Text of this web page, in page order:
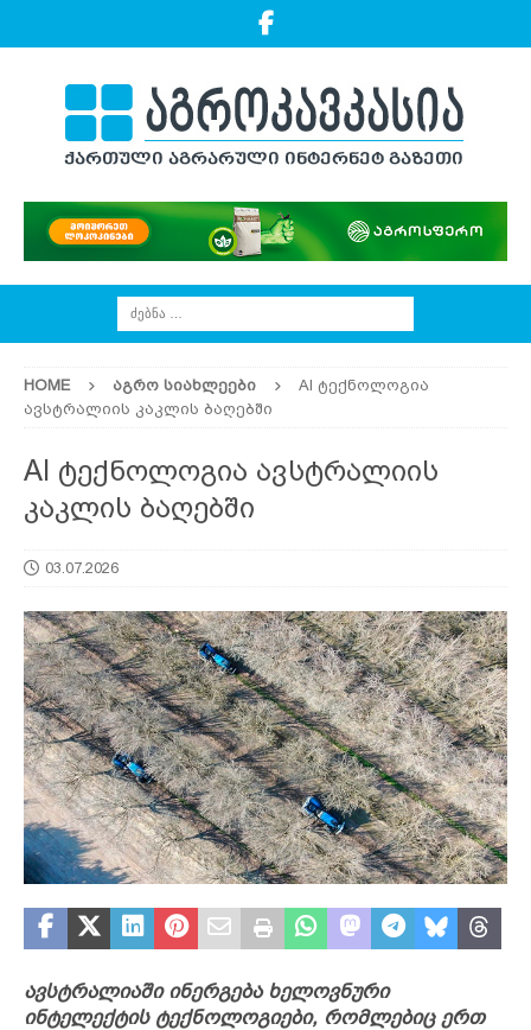
HOME ᲐᲒᲠᲝ ᲡᲘᲐᲮᲚᲔᲔᲑᲘ
AI ტექნოლოგია
ავსტრალიის კაკლის ბაღებში
AI ტექნოლოგია ავსტრალიის
კაკლის ბაღებში
03.07.2026
ავსტრალიაში ინერგება ხელოვნური
ინტელექტის ტექნოლოგიები, რომლებიც ერთ